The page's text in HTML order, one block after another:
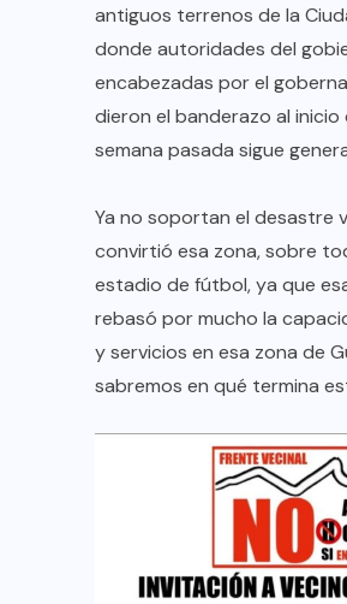
antiguos terrenos de la
donde autoridades del
encabezadas por el
dieron el banderazo al
semana pasada sigue
Ya no soportan el desastre
convirtió esa zona, sobre
estadio de fútbol, ya que
rebasó por mucho la
y servicios en esa zona de
sabremos en qué termina